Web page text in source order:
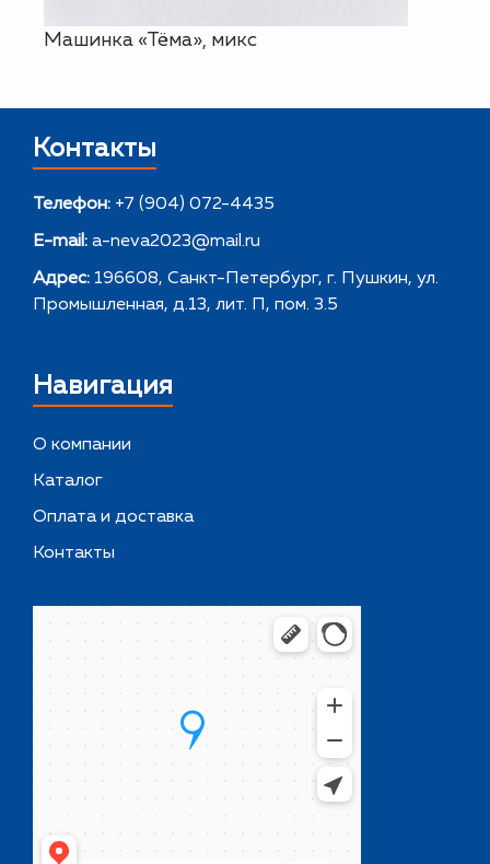
Машинка «Тёма», микс
Контакты
Телефон: +7 (904) 072-4435
E-mail: a-neva2023@mail.ru
Адрес: 196608, Санкт-Петербург, г. Пушкин, ул.
Промышленная, д.13, лит. П, пом. 3.5
Навигация
О компании
Каталог
Оплата и доставка
Контакты